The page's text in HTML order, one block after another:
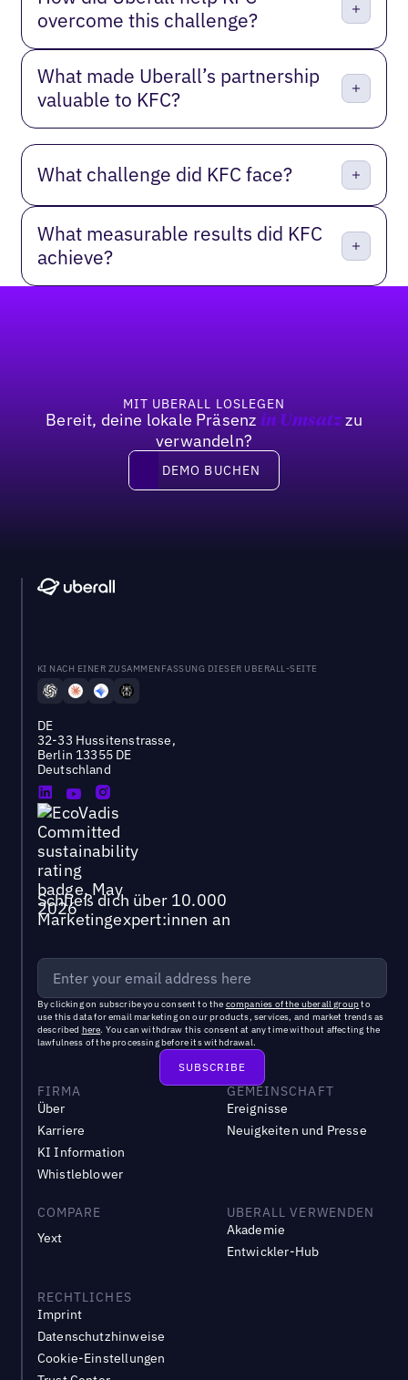
overcome this challenge?
What made Uberall’s partnership
valuable to KFC?
What challenge did KFC face?
What measurable results did KFC
achieve?
MIT UBERALL LOSLEGEN
Bereit, deine lokale Präsenz in Umsatzzu
verwandeln?
DEMO BUCHEN
DEMO BUCHEN
KI NACH EINER ZUSAMMENFASSUNG DIESER UBERALL-SEITE
DE
32-33 Hussitenstrasse,
Berlin 13355 DE
Deutschland
Schließ dich über 10.000
Marketingexpert:innen an
By clicking on subscribe you consent to the companies of the uberall groupto
use this data for email marketing on our products, services, and market trends as
described here. You can withdraw this consent at any time without affecting the
lawfulness of the processing before its withdrawal.
FIRMA
Über
Karriere
KI Information
Whistleblower
GEMEINSCHAFT
Ereignisse
Neuigkeiten und Presse
COMPARE
Yext
UBERALL VERWENDEN
Akademie
Entwickler-Hub
RECHTLICHES
Imprint
Datenschutzhinweise
Cookie-Einstellungen